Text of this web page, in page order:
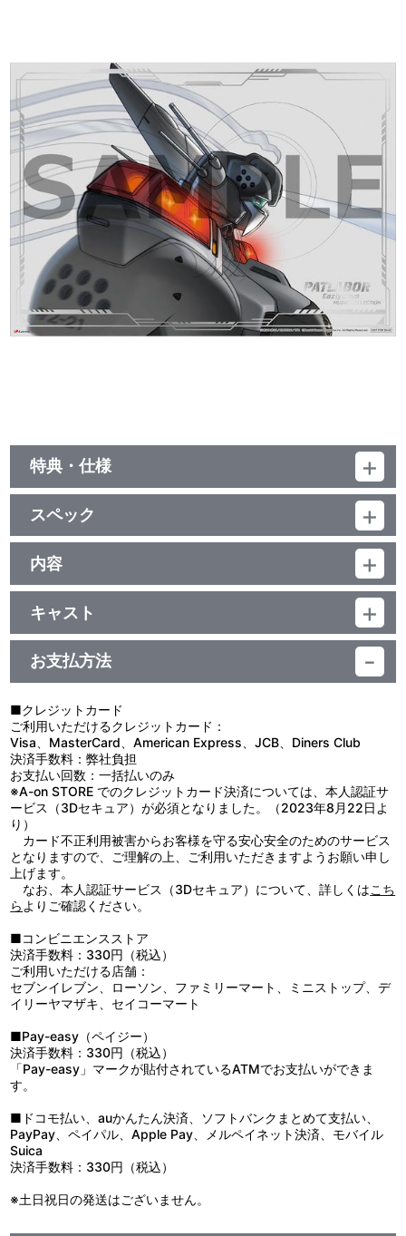
特典・仕様
収録内容（予定）
DISC 1: ゆうきまさみ原作 「機動警察パトレイバー」 イメージ・サ
ウンドトラック・アルバム Vol.1 “INTERFACE”
1. 序章 – Night Stalker／2. 未来派Lovers／3. アルフォンス／4. 第
2小隊／5. バビロンの影／6. 出動～PATLABOR／7. そして、夜明け
／8. 冷たいくらいが好き／9. Diamond Flight／10. 4億5千万年の
罠／11. 特車隊マーチ／12. 黒い鼓動／13. 幻影の果てに／14. メガ
ロシティ・ポリス／15. INTERFACE
DISC 2: ゆうきまさみ原作 「機動警察パトレイバー」 イメージ・
サウンドトラック・アルバム Vol.2 “INTERCEPT”
1. 栄光の特車隊／2. 予兆／3. ゆけよ! イングラム／4. 鋼の矢／5.
迫りくる者／6. Lの悲劇／7. がんばれ、後藤隊長／8. N・O・A／9.
暁のマーチ／10. 疾走／11. 栄光の特車隊～特車隊のうた／12. 冬／
13. あっ軽い人びと／14. INGRAM／15. 推理／16. レヴォリューシ
ョン／17. 二課の一番長い日／18. Believe yourself Again
DISC 3: ゆうきまさみ原作 「機動警察パトレイバー」 Vol.3 SONG
COLLECTION INTERMISSION
1. 機動警察パトレイバー／2. 涙のハングルドール／3. 夜の桜／4.
Never So Sweet／5. 栄光の特車隊～特車隊の歌・完璧版～／6. 整
備員の詩／7. SCHAFT!／8. 正義が恋人〜野明（ノア）のバラード
／9. 未来派Lovers
DISC 4: HEADGEAR PRESENTS 「機動警察パトレイバー」 Vol.4
IMAGE SOUNDTRACK ALBUM “INFINITY∞”
1. POLICE FORCE／2. VIRUS／3. SMILE／4. TYPE-XO （ZERO）
／5. アバウトにメランコリー／6. 真夜中の逃走／7. コンテナ・ト
ラック／8. 包囲網／9. ブロッケン／10. レイバーVSレイバー／11.
後藤喜一の事件簿／12. Close to YouDISC 5: HEADGEAR
PRESENTS 「機動警察パトレイバー」 Vol.5 THE MOVIE
ORIGINAL SOUND TRACK ALBUM “INQUEST”1. 夏の嘲笑／2. ヘ
ヴィ・アーマー／3. 暴走事件／4. トマト畑／5. 迫る不安／6. HOS
／7. 虚影の街／8. 政府広報／9. GEGE／10. 共鳴／11. 出撃命令／
12. 海へ／13. 突入／14. ID:666／15. 方舟／16. バベルの崩壊／17.
朝陽の中へ
DISC 6: HEADGEAR PRESENTS 「機動警察パトレイバー」 Vol.6
Best Album “INTENTION”
1.PATLABOR ’99／2. INTERFACE／3. Never So Sweet／4. 冷たい
くらいが好き／5. 涙のハングルドール／6. 正義が恋人-野明（ノ
ア）のバラード／7. Believe yourself Again （リミックス・ヴァー
ジョン）／8. Close to You／9. Sail Alone／10. Silent…／11. 約束
の土地へ（New Mix）
スペック
品番：LACA-39187
ジャンル：国内アニメ音楽
アルバム
UHQCD
内容
制作年度：2026年
「アーリーデイズ」から「劇場版1」の音楽集CD11枚を紙ジャケッ
トにて復刻BOX化！
2006年発売の「メモリアルコレクション」限定盤以来20年振りの
音楽CD再発売！
ム」！
LDサイズBOXだった3枚組「イメージカプセルプレゼンツ 機動警察
パトレイバー CD BOX DELUXE」も、BOXをCDサイズにリサイズ
して収める仕様。リマスターUHQCDで再発売。
キャスト
音楽：川井憲次 他
お支払方法
■クレジットカード
ご利用いただけるクレジットカード：
Visa、MasterCard、American Express、JCB、Diners Club
決済手数料：弊社負担
お支払い回数：一括払いのみ
※A-on STORE でのクレジットカード決済については、本人認証サ
ービス（3Dセキュア）が必須となりました。（2023年8月22日よ
り）
カード不正利用被害からお客様を守る安心安全のためのサービス
となりますので、ご理解の上、ご利用いただきますようお願い申し
上げます。
なお、本人認証サービス（3Dセキュア）について、詳しくはこち
ら よりご確認ください。
■コンビニエンスストア
決済手数料：330円（税込）
ご利用いただける店舗：
セブンイレブン、ローソン、ファミリーマート、ミニストップ、デ
イリーヤマザキ、セイコーマート
■Pay-easy（ペイジー）
決済手数料：330円（税込）
「Pay-easy」マークが貼付されているATMでお支払いができま
す。
■ドコモ払い、auかんたん決済、ソフトバンクまとめて支払い、
PayPay、ペイパル、Apple Pay、メルペイネット決済、モバイル
Suica
決済手数料：330円（税込）
※土日祝日の発送はございません。